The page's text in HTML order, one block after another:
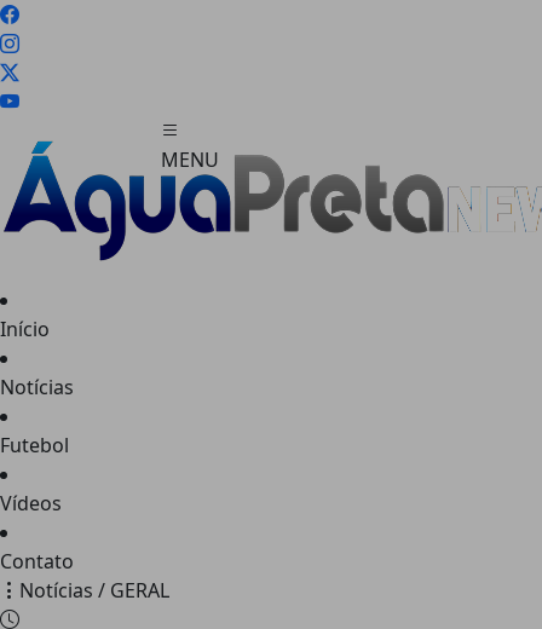
MENU
Início
Notícias
Futebol
Vídeos
Contato
Notícias / GERAL